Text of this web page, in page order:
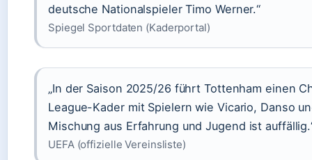
deutsche Nationalspieler Timo Werner.“
Spiegel Sportdaten (Kaderportal)
„In der Saison 2025/26 führt Tottenham einen
League-Kader mit Spielern wie Vicario, Danso
Mischung aus Erfahrung und Jugend ist
UEFA (offizielle Vereinsliste)